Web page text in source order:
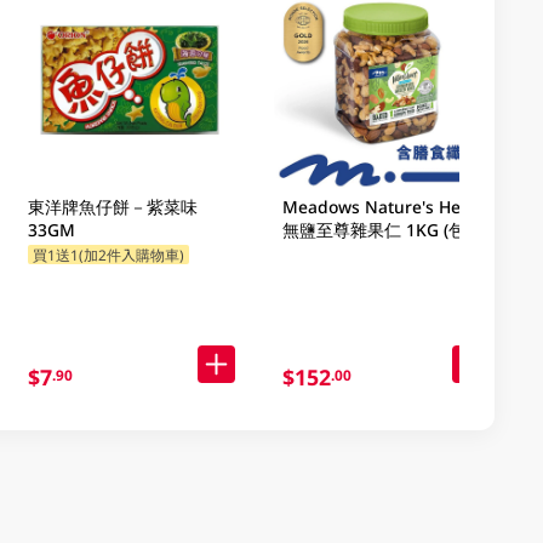
東洋牌魚仔餅－紫菜味
33GM
買1送1(加2件入購物車)
$7.90
Meadows Nature's Heart
無鹽至尊雜果仁 1KG (包裝
$152.00